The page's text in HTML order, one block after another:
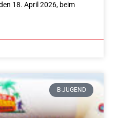
18. April 2026, beim
B-JUGEND